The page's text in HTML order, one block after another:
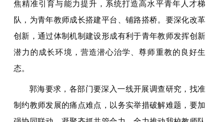
焦精准引育与能力提升，系统打造高水平青年人才梯
队，为青年教师成长搭建平台、铺路搭桥。要深化改革
创新，通过体制机制建设形成有利于青年教师发挥创新
潜力的成长环境，营造潜心治学、尊师重教的良好生
态。
郭海要求，各部门要深入一线开展调查研究，找准
制约教师发展的痛点难点，以务实举措破解难题，要加